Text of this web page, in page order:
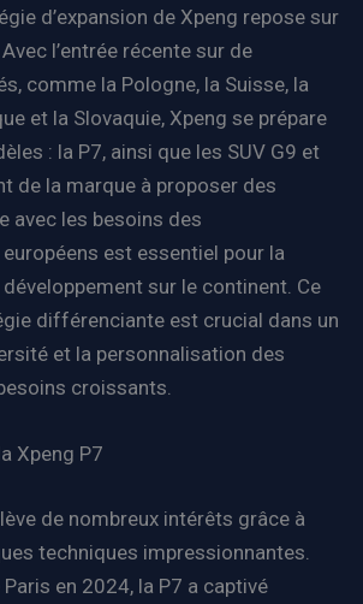
d’expansion de Xpeng repose sur
l’entrée récente sur de
comme la Pologne, la Suisse, la
et la Slovaquie, Xpeng se prépare
: la P7, ainsi que les SUV G9 et
de la marque à proposer des
avec les besoins des
est essentiel pour la
sur le continent. Ce
différenciante est crucial dans un
et la personnalisation des
croissants.
Xpeng P7
de nombreux intérêts grâce à
techniques impressionnantes.
en 2024, la P7 a captivé